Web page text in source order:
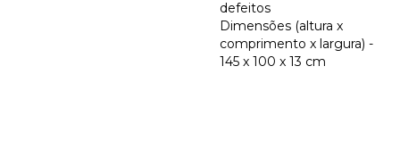
defeitos
Dimensões (altura x
comprimento x largura) -
145 x 100 x 13 cm